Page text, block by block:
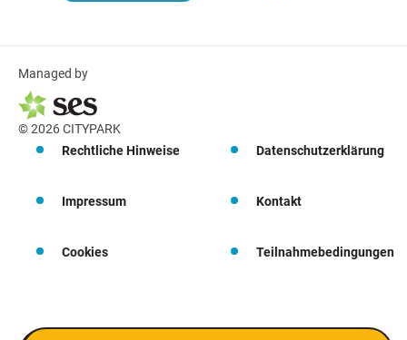
Managed by
© 2026 CITYPARK
Rechtliche Hinweise
Datenschutzerklärung
Impressum Kontakt
Cookies Teilnahmebedingungen